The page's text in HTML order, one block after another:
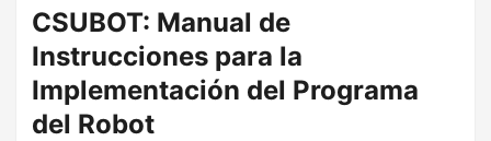
amenazante, abusivo, vulgar, descortés o criminal. Los
usuarios tampoco pueden publicar o transmitir información
o materiales que infrinjan los derechos de terceros o
contengan virus u otros componentes dañinos. La
aplicación kas se reserva el derecho de eliminar o editar
CloudFlare para realizar la revisión del ingreso al grupo,
para verificar si los usuarios que solicitan ingresar al grupo
son humanos reales. No molestará a otros miembros del
grupo. Consultar la IP pública de mi máquina para acceder
a diferentes sitios web , puede detectar la configuración de
distribución de proxy para evitar que las herramientas de
CSUBOT: Manual de
Instrucciones para la
Implementación del Programa
del Robot